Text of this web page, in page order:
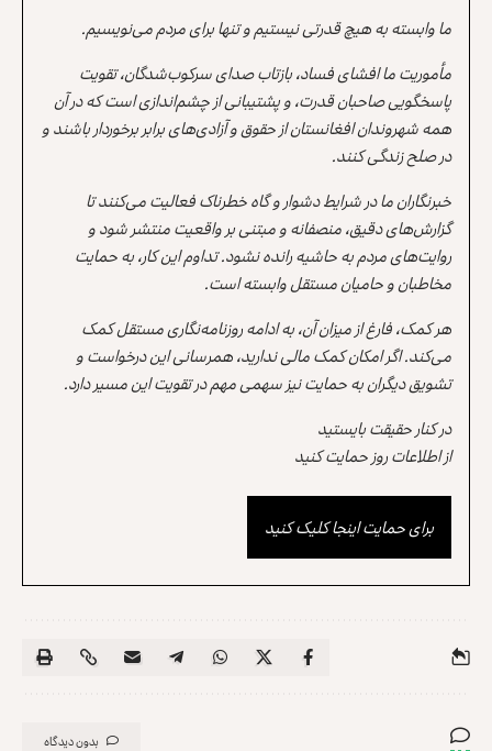
ما وابسته به هیچ قدرتی نیستیم و تنها برای مردم می‌نویسیم.
مأموریت ما افشای فساد، بازتاب صدای سرکوب‌شدگان، تقویت
پاسخگویی صاحبان قدرت، و پشتیبانی از چشم‌اندازی است که در آن
همه شهروندان افغانستان از حقوق و آزادی‌های برابر برخوردار باشند و
در صلح زندگی کنند.
خبرنگاران ما در شرایط دشوار و گاه خطرناک فعالیت می‌کنند تا
گزارش‌های دقیق، منصفانه و مبتنی بر واقعیت منتشر شود و
روایت‌های مردم به حاشیه رانده نشود. تداوم این کار، به حمایت
مخاطبان و حامیان مستقل وابسته است.
هر کمک، فارغ از میزان آن، به ادامه روزنامه‌نگاری مستقل کمک
می‌کند. اگر امکان کمک مالی ندارید، همرسانی این درخواست و
تشویق دیگران به حمایت نیز سهمی مهم در تقویت این مسیر دارد.
در کنار حقیقت بایستید
از اطلاعات روز حمایت کنید
برای حمایت اینجا کلیک کنید
بدون دیدگاه